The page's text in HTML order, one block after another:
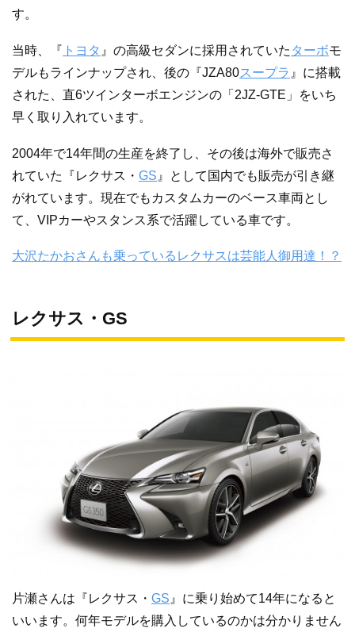
す。
当時、『 トヨタ 』の高級セダンに採用されていた ターボモ
デルもラインナップされ、後の『JZA80スープラ 』に搭載
された、直6ツインターボエンジンの「2JZ-GTE」をいち
早く取り入れています。
2004年で14年間の生産を終了し、その後は海外で販売さ
れていた『レクサス・ GS 』として国内でも販売が引き継
がれています。現在でもカスタムカーのベース車両とし
て、VIPカーやスタンス系で活躍している車です。
大沢たかおさんも乗っているレクサスは芸能人御用達！？
レクサス・GS
片瀬さんは『レクサス・ GS 』に乗り始めて14年になると
いいます。何年モデルを購入しているのかは分かりません